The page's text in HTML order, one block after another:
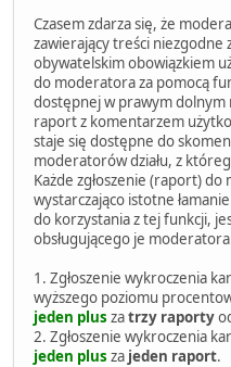
Czasem zdarza się, że
zawierający treści niezgodne
obywatelskim obowiązkiem
do moderatora za pomocą
dostępnej w prawym dolnym
raport z komentarzem
staje się dostępne do
moderatorów działu, z
Każde zgłoszenie (raport)
wystarczająco istotne
do korzystania z tej funkcji,
obsługującego je
1. Zgłoszenie wykroczenia
wyższego poziomu
jeden plus zatrzy raporty
2. Zgłoszenie wykroczenia
jeden plus za jeden raport.